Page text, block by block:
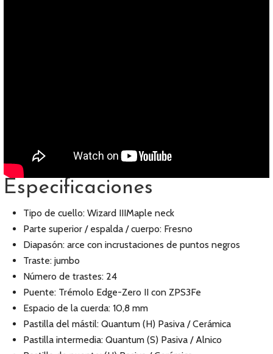
Especificaciones
Tipo de cuello: Wizard IIIMaple neck
Parte superior / espalda / cuerpo: Fresno
Diapasón: arce con incrustaciones de puntos negros
Traste: jumbo
Número de trastes: 24
Puente: Trémolo Edge-Zero II con ZPS3Fe
Espacio de la cuerda: 10,8 mm
Pastilla del mástil: Quantum (H) Pasiva / Cerámica
Pastilla intermedia: Quantum (S) Pasiva / Alnico